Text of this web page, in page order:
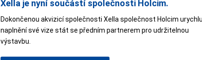
Xella je nyní součástí společnosti Holcim.
Dokončenou akvizicí společnosti Xella společnost Holcim
naplnění své vize stát se předním partnerem pro udržitelnou
výstavbu.